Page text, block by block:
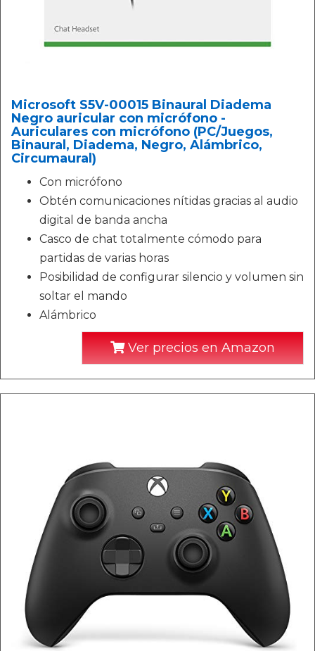
Microsoft S5V-00015 Binaural Diadema
Negro auricular con micrófono -
Auriculares con micrófono (PC/Juegos,
Binaural, Diadema, Negro, Alámbrico,
Circumaural)
Con micrófono
Obtén comunicaciones nítidas gracias al audio
digital de banda ancha
Casco de chat totalmente cómodo para
partidas de varias horas
Posibilidad de configurar silencio y volumen sin
soltar el mando
Alámbrico
Ver precios en Amazon